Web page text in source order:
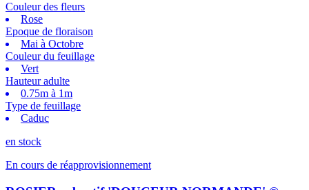
Couleur des fleurs
Rose
Epoque de floraison
Mai à Octobre
Couleur du feuillage
Vert
Hauteur adulte
0.75m à 1m
Type de feuillage
Caduc
en stock
En cours de réapprovisionnement